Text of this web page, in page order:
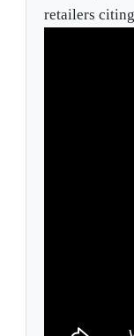
retailers